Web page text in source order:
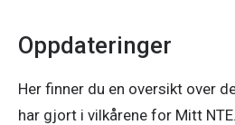
Oppdateringer
Her finner du en oversikt over
har gjort i vilkårene for Mitt